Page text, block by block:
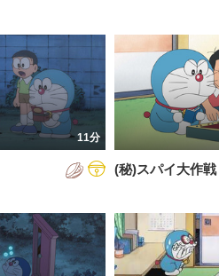
11分
(秘)スパイ大作戦